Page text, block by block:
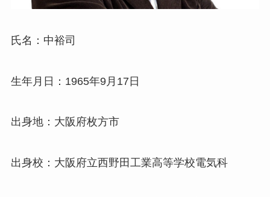
氏名：中裕司
生年月日：1965年9月17日
出身地：大阪府枚方市
出身校：大阪府立西野田工業高等学校電気科